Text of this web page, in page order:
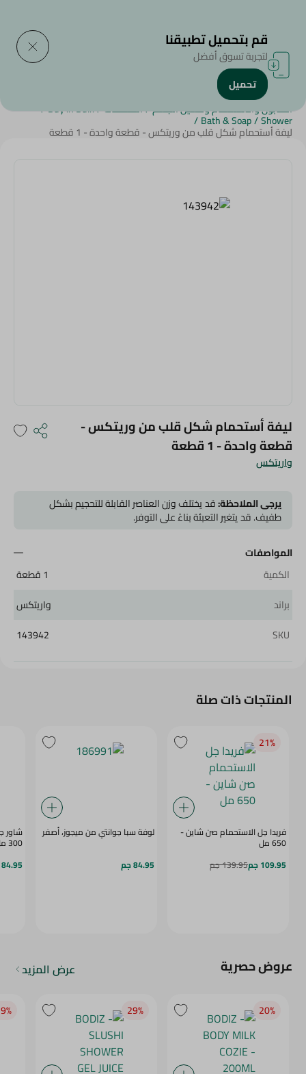
الرئيسية/الجمال والعناية الشخصية
الصابون والاستحمام وغسيل الجسم/المنظفات/
Buy in Bulk
/
Shower
/
Bath & Soap
/
ليفة أستحمام شكل قلب من وريتكس - قطعة واحدة - 1 قطعة
واريتكس
ليفة أستحمام شكل قلب من وريتكس -
قطعة واحدة - 1 قطعة
يرجى الملاحظة:قد يختلف وزن العناصر القابلة للتحجيم بشكل
طفيف. قد يتغير التعبئة بناءً على التوفر.
المواصفات
الكمية
1 قطعة
براند
واريتكس
SKU
143942
المنتجات ذات صلة
21‎%‎
فريدا جل الاستحمام صن شاين -
650 مل
109.95 جم
139.95 جم
لوفة سبا جوانتي من ميجوز، أصفر
84.95 جم
شاور
300 مل
84.95 جم
عروض حصرية عرض المزيد
20‎%‎
29‎%‎
قم بتحميل تطبيقنا
لتجربة تسوق أفضل
تحميل